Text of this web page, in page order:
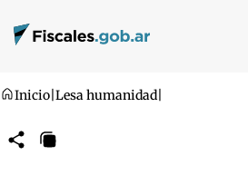
Inicio Lesa humanidad
CompartirCopiar